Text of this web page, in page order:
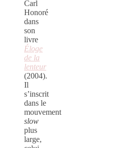
Carl
Honoré
dans
son
livre
Éloge
de la
lenteur
(2004).
Il
s’inscrit
dans le
mouvement
slow
plus
large,